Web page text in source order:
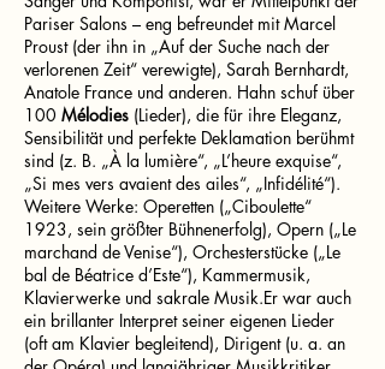
Pariser Salons – eng befreundet mit Marcel
Proust (der ihn in „Auf der Suche nach der
verlorenen Zeit“ verewigte), Sarah Bernhardt,
Anatole France und anderen. Hahn schuf über
100 Mélodies (Lieder), die für ihre Eleganz,
Sensibilität und perfekte Deklamation berühmt
sind (z. B. „À la lumière“, „L’heure exquise“,
„Si mes vers avaient des ailes“, „Infidélité“).
Weitere Werke: Operetten („Ciboulette“
1923, sein größter Bühnenerfolg), Opern („Le
marchand de Venise“), Orchesterstücke („Le
bal de Béatrice d’Este“), Kammermusik,
Klavierwerke und sakrale Musik.Er war auch
ein brillanter Interpret seiner eigenen Lieder
(oft am Klavier begleitend), Dirigent (u. a. an